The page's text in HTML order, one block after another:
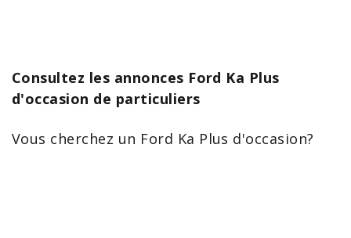
Consultez les annonces Ford Ka Plus
d'occasion de particuliers
Vous cherchez un Ford Ka Plus d'occasion?